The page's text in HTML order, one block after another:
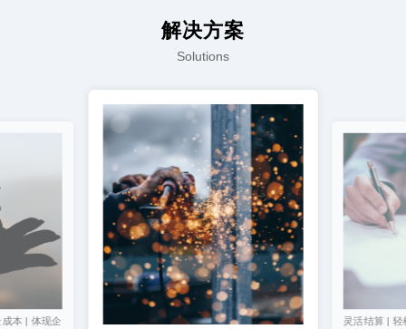
解决方案
Solutions
本 | 体现企 灵活结算 |